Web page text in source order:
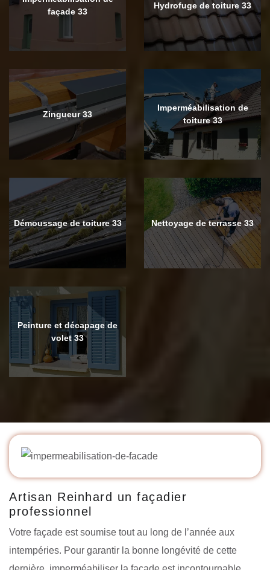
façade 33
Hydrofuge de toiture 33
Zingueur 33
Imperméabilisation de
toiture 33
Démoussage de toiture 33 Nettoyage de terrasse 33
Peinture et décapage de
volet 33
Artisan Reinhard un façadier
professionnel
Votre façade est soumise tout au long de l’année aux
intempéries. Pour garantir la bonne longévité de cette